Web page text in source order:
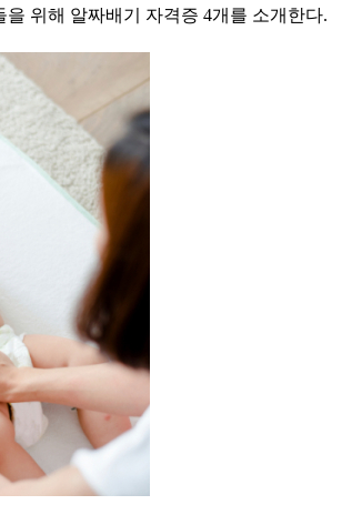
위해 알짜배기 자격증 4개를 소개한다.